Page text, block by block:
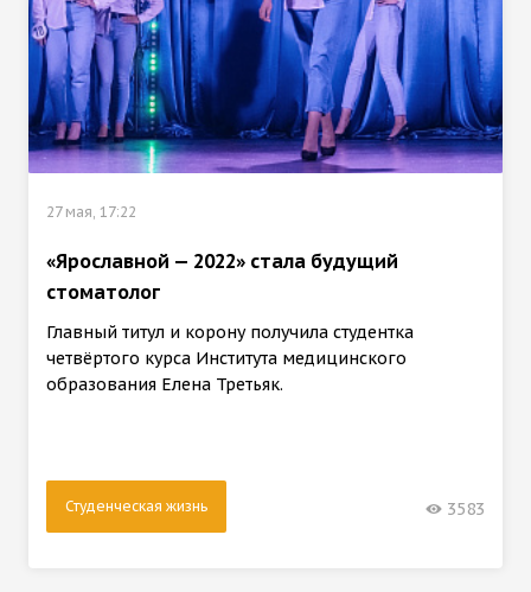
27 мая, 17:22
«Ярославной — 2022» стала будущий
стоматолог
Главный титул и корону получила студентка
четвёртого курса Института медицинского
образования Елена Третьяк.
Студенческая жизнь 3583